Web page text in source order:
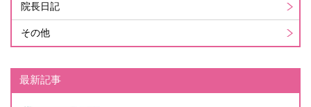
院長日記
その他
最新記事